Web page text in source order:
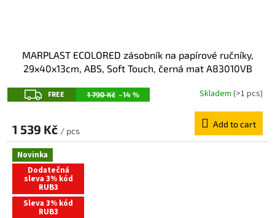
F
E
E
FREE 1 790 Kč –14 %
MARPLAST ECOLORED zásobník na papírové ručníky,
29x40x13cm, ABS, Soft Touch, černá mat A83010VB
Skladem (>1 pcs)
1 539 Kč / pcs
Add to cart
Novinka
Dodatečná
sleva 3% kód
RUB3
Sleva 3% kód
RUB3